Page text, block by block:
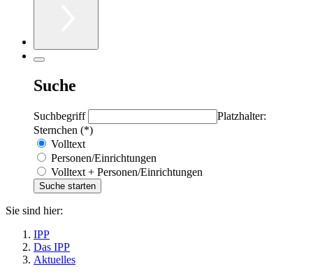
Suche
Suchbegriff
Platzhalter:
Sternchen (*)
Volltext
Personen/Einrichtungen
Volltext + Personen/Einrichtungen
Sie sind hier:
IPP
Das IPP
Aktuelles